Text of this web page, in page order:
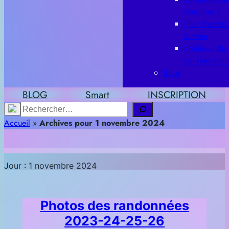
s’inscrire ?
Plan
bureau
Politique de
Blog
BLOG Smart INSCRIPTION
Rechercher
Accueil » Archives pour 1 novembre 2024
Jour : 1 novembre 2024
Photos des randonnées
2023-24-25-26